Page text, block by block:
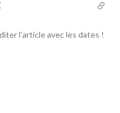
l’article avec les dates !